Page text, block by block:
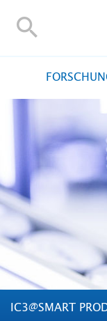
FORSCHUNG
ALUMNI
Blogs Kontakt
TH Online-
IC3@SMART